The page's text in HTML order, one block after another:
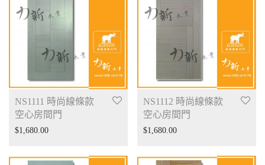
NS1111 時尚線條款
空心房間門
$1,680.00
NS1112 時尚線條款
空心房間門
$1,680.00